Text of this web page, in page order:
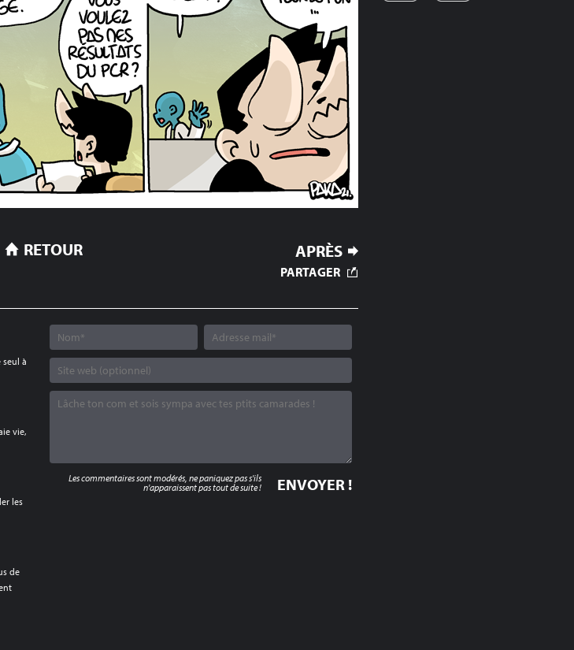
APRÈS
RETOUR
PARTAGER
à
vie,
les
de
Les commentaires sont modérés, ne paniquez pas s'ils
n'apparaissent pas tout de suite !